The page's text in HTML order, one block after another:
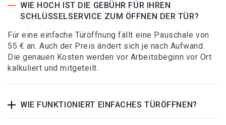
WIE HOCH IST DIE GEBÜHR FÜR IHREN
SCHLÜSSELSERVICE ZUM ÖFFNEN DER TÜR?
Für eine einfache Türöffnung fällt eine Pauschale von
55 € an. Auch der Preis ändert sich je nach Aufwand.
Die genauen Kosten werden vor Arbeitsbeginn vor Ort
kalkuliert und mitgeteilt.
WIE FUNKTIONIERT EINFACHES TÜRÖFFNEN?